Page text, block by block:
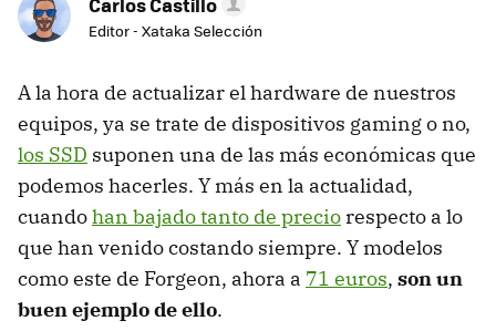
Editor - Xataka Selección
A la hora de actualizar el hardware de nuestros
equipos, ya se trate de dispositivos gaming o no,
los SSD suponen una de las más económicas que
podemos hacerles. Y más en la actualidad,
cuandohan bajado tanto de precio respecto a lo
que han venido costando siempre. Y modelos
como este de Forgeon, ahora a 71 euros, son un
buen ejemplo de ello.